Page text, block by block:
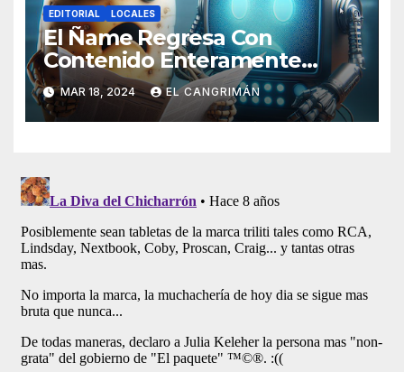
EDITORIAL LOCALES
El Ñame Regresa Con
Contenido Enteramente
Generado Por Inteligencia
Artificial
MAR 18, 2024 EL CANGRIMÁN